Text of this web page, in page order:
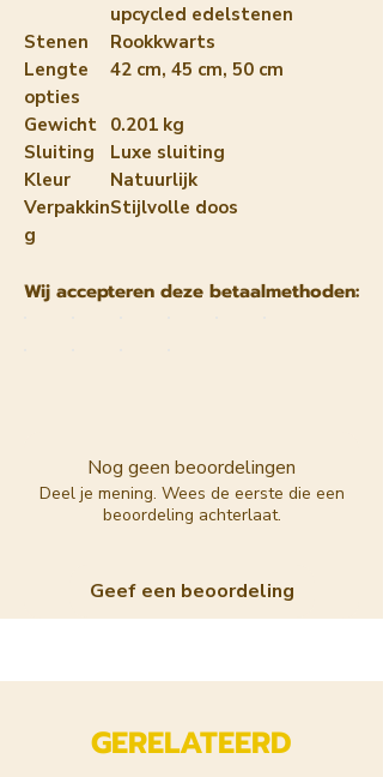
upcycled edelstenen
Stenen
Rookkwarts
Lengte
opties
42 cm, 45 cm, 50 cm
Gewicht 0.201 kg
Sluiting
Luxe sluiting
Kleur
Natuurlijk
Verpakkin
g
Stijlvolle doos
Wij accepteren deze betaalmethoden:
Nog geen beoordelingen
Deel je mening. Wees de eerste die een
beoordeling achterlaat.
Geef een beoordeling
GERELATEERD